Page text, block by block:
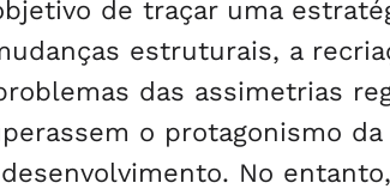
de traçar uma
estruturais, a
das assimetrias
o protagonismo da
No